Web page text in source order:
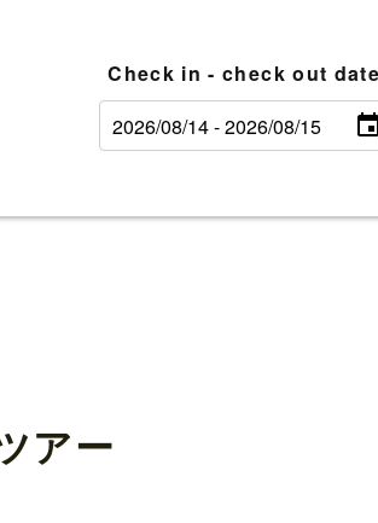
Check in - check out date
アー